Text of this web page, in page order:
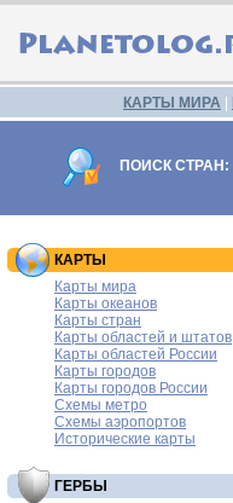
КАРТЫ МИРА
ПОИСК СТРАН:
КАРТЫ
Карты мира
Карты океанов
Карты стран
Карты областей и штатов
Карты областей России
Карты городов
Карты городов России
Схемы метро
Схемы аэропортов
Исторические карты
ГЕРБЫ